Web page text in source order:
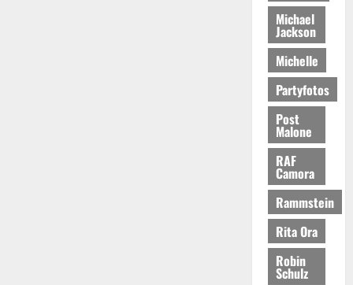
Michael
Jackson
Michelle
Partyfotos
Post
Malone
RAF
Camora
Rammstein
Rita Ora
Robin
Schulz